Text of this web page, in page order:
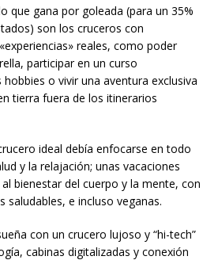
que gana por goleada (para un 35%
son los cruceros con
reales, como poder
participar en un curso
o vivir una aventura exclusiva
tierra fuera de los itinerarios
ideal debía enfocarse en todo
y la relajación; unas vacaciones
al bienestar del cuerpo y la mente, con
saludables, e incluso veganas.
con un crucero lujoso y “hi-tech”
cabinas digitalizadas y conexión